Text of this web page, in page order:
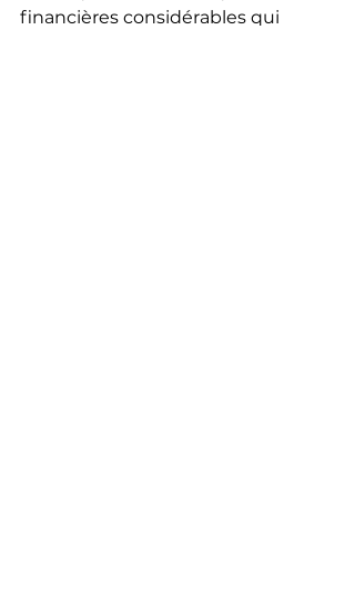
financières considérables qui